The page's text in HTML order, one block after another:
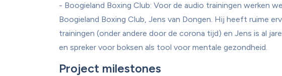
- Boogieland Boxing Club: Voor de audio trainingen werken
Boogieland Boxing Club, Jens van Dongen. Hij heeft ruime
trainingen (onder andere door de corona tijd) en Jens is al
Project milestones